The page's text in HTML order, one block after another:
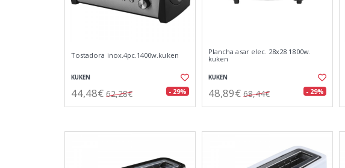
Tostadora inox.4pc.1400w.kuken
KUKEN
44,48€ 62,28€ - 29%
Plancha asar elec. 28x28 1800w.
kuken
KUKEN
48,89€ 68,44€ - 29%